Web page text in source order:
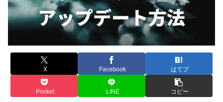
X Facebook はてブ
Pocket LINE コピー